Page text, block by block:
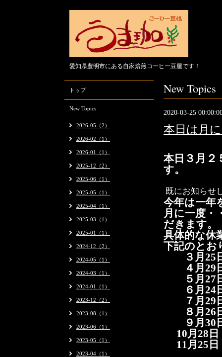
愛知県豊明市にある自家焙煎コーヒー豆屋です！
New Topics
2020-03-25
本日は月
本日 ３ 月２
す。
既にお知らせ
今年は一年
月に一度・
だきます。
具体的な休
下記のとお
３月25
４月29日
５月27
６月24
７月29
８月26
９月30
10月28日
11月25日
トップ
New Topics
2026-05（2）
2026-02（1）
2026-01（1）
2025-12（2）
2025-06（1）
2025-05（1）
2025-04（1）
2025-03（1）
2025-01（1）
2024-12（2）
2024-05（1）
2024-03（1）
2024-01（1）
2023-12（2）
2023-08（1）
2023-06（1）
2023-05（1）
2023-04（1）